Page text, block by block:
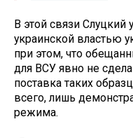
В этой связи
украинской властью
при этом, что
для ВСУ явно не
поставка таких
всего, лишь
режима.